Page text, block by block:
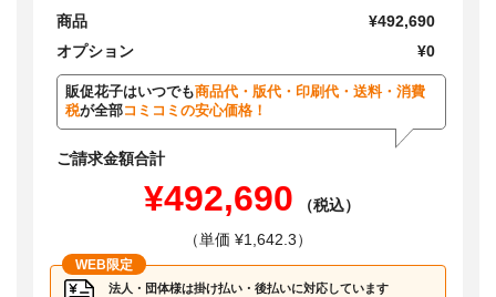
商品
¥492,690
オプション
¥0
販促花子はいつでも商品代・版代・印刷代・送料・消費
税が全部コミコミの安心価格！
ご請求金額合計
¥492,690
（税込）
（単価 ¥1,642.3）
WEB限定
法人・団体様は掛け払い・後払いに対応しています